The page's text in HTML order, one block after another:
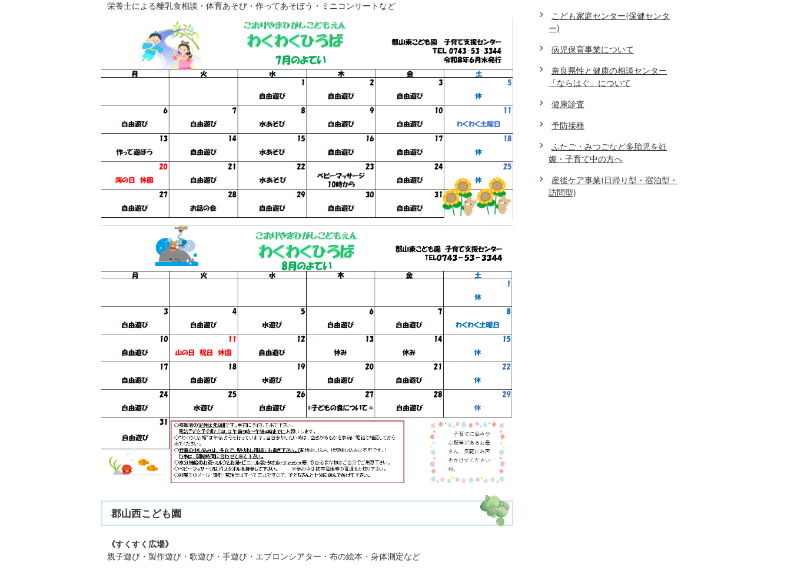
栄養士による離乳食相談・体育あそび・作ってあそぼう・ミニコンサートなど
郡山西こども園
《すくすく広場》
親子遊び・製作遊び・歌遊び・手遊び・エプロンシアター・布の絵本・身体測定など
こども家庭センター(保健センタ
ー)
病児保育事業について
奈良県性と健康の相談センター
「ならはぐ」について
健康診査
予防接種
ふたご・みつごなど多胎児を妊
娠・子育て中の方へ
産後ケア事業(日帰り型・宿泊型・
訪問型)